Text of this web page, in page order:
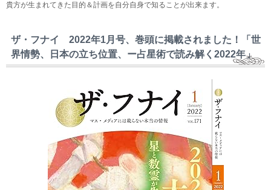
貴方が生まれてきた目的＆計画を自分自身で知ることが出来ます。
ザ・フナイ 2022年1月号、巻頭に掲載されました！「世
界情勢、日本の立ち位置、ー占星術で読み解く2022年」